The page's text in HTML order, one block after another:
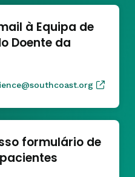
à Equipa de
Doente da
formulário de